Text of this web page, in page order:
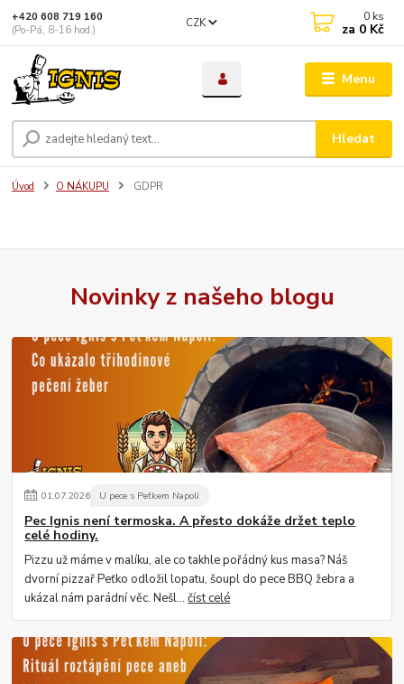
Menu
CZK
Hledat
+420 608 719 160
(Po-Pá, 8-16 hod.)
0 ks
za 0 Kč
Úvod O NÁKUPU GDPR
Novinky z našeho blogu
01.07.2026 U pece s Peťkem Napoli
Pec Ignis není termoska. A přesto dokáže držet teplo
celé hodiny.
Pizzu už máme v malíku, ale co takhle pořádný kus masa? Náš
dvorní pizzař Peťko odložil lopatu, šoupl do pece BBQ žebra a
ukázal nám parádní věc. Nešl...číst celé